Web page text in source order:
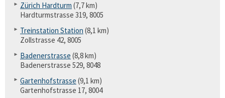
Zürich Hardturm (7,7 km)
Hardturmstrasse 319, 8005
Treinstation Station (8,1 km)
Zollstrasse 42, 8005
Badenerstrasse (8,8 km)
Badenerstrasse 529, 8048
Gartenhofstrasse (9,1 km)
Gartenhofstrasse 17, 8004